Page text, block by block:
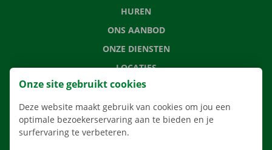
HUREN
ONS AANBOD
ONZE DIENSTEN
LOCATIES
APP
VERHUISOPLOSSINGEN
Onze site gebruikt cookies
Deze website maakt gebruik van cookies om jou een
optimale bezoekerservaring aan te bieden en je
surfervaring te verbeteren.